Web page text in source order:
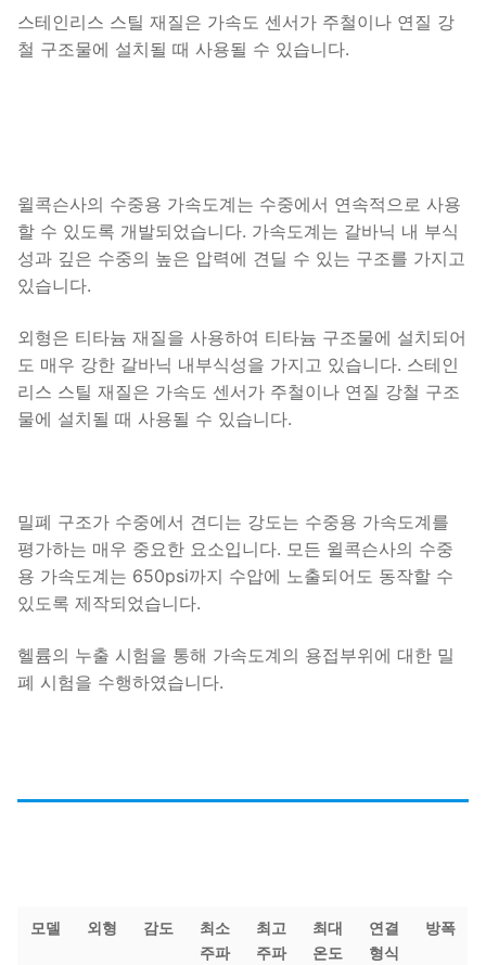
스테인리스 스틸 재질은 가속도 센서가 주철이나 연질 강
철 구조물에 설치될 때 사용될 수 있습니다.
윌콕슨사의 수중용 가속도계는 수중에서 연속적으로 사용
할 수 있도록 개발되었습니다. 가속도계는 갈바닉 내 부식
성과 깊은 수중의 높은 압력에 견딜 수 있는 구조를 가지고
있습니다.
외형은 티타늄 재질을 사용하여 티타늄 구조물에 설치되어
도 매우 강한 갈바닉 내부식성을 가지고 있습니다. 스테인
리스 스틸 재질은 가속도 센서가 주철이나 연질 강철 구조
물에 설치될 때 사용될 수 있습니다.
밀폐 구조가 수중에서 견디는 강도는 수중용 가속도계를
평가하는 매우 중요한 요소입니다. 모든 윌콕슨사의 수중
용 가속도계는 650psi까지 수압에 노출되어도 동작할 수
있도록 제작되었습니다.
헬륨의 누출 시험을 통해 가속도계의 용접부위에 대한 밀
폐 시험을 수행하였습니다.
모델 외형 감도
최소
주파
최고
주파
최대
온도
연결
형식
방폭